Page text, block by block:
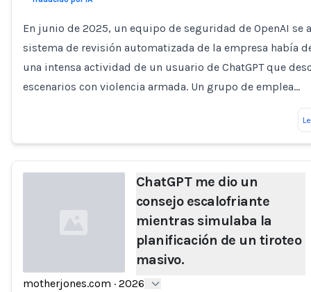
En junio de 2025, un equipo de seguridad de OpenAI se
sistema de revisión automatizada de la empresa había
una intensa actividad de un usuario de ChatGPT que
escenarios con violencia armada. Un grupo de emplea…
ChatGPT me dio un
consejo escalofriante
mientras simulaba la
planificación de un tiroteo
masivo.
motherjones.com · 2026